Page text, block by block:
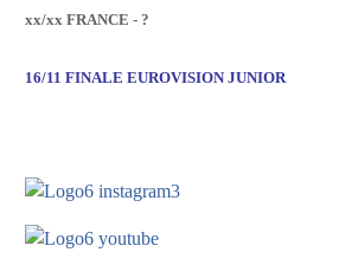
xx/xx FRANCE - ?
16/11 FINALE EUROVISION JUNIOR